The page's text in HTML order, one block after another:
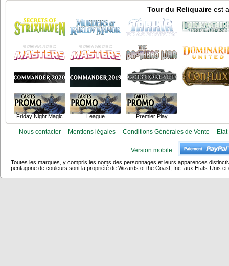
Tour du Reliquaire est
Friday Night Magic League Premier Play
Nous contacter Mentions légales Conditions Générales de Vente
Version mobile
Toutes les marques, y compris les noms des personnages et leurs apparences
pentagone de couleurs sont la propriété de Wizards of the Coast, Inc. aux Etats-Unis